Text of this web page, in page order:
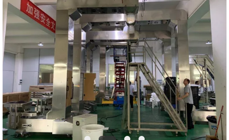
SITEMAP
POLITIQUE
DE
CONFIDENTIALITÉ